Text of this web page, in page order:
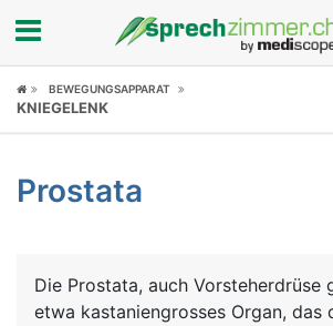
Fokus
Symptome
News
BEWEGUNGSAPPARAT
KNIEGELENK
Prostata
Die Prostata, auch Vorsteherdrüse
etwa kastaniengrosses Organ, das